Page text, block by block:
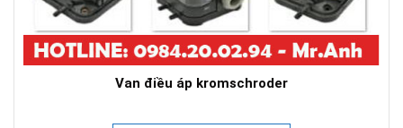
Van điều áp kromschroder